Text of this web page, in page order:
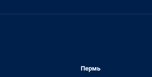
Пермь